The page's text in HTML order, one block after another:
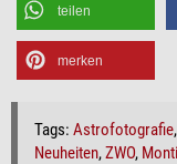
teilen
merken
Tags: Astrofotografie,
Neuheiten,ZWO,